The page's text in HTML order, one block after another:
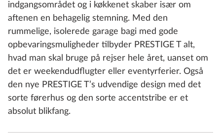
indgangsområdet og i køkkenet skaber især om
aftenen en behagelig stemning. Med den
rummelige, isolerede garage bagi med gode
opbevaringsmuligheder tilbyder PRESTIGE T alt,
hvad man skal bruge på rejser hele året, uanset om
det er weekendudflugter eller eventyrferier. Også
den nye PRESTIGE T’s udvendige design med det
sorte førerhus og den sorte accentstribe er et
absolut blikfang.